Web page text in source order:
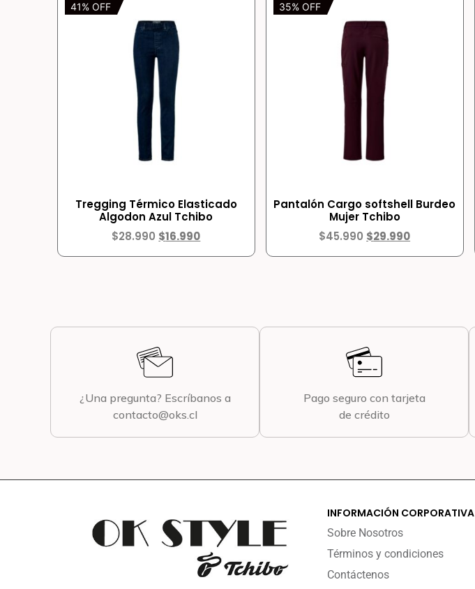
41% OFF
Tregging Térmico Elasticado
Algodon Azul Tchibo
$28.990 $16.990
35% OFF
Pantalón Cargo softshell Burdeo
Mujer Tchibo
$45.990 $29.990
¿Una pregunta? Escríbanos a
contacto@oks.cl
Pago seguro con tarjeta
de crédito
INFORMACIÓN CORPORATIVA
Sobre Nosotros
Términos y condiciones
Contáctenos